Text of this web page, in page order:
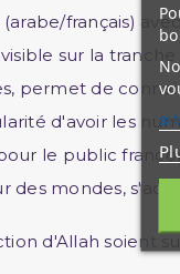
français)
sur la
permet de
d'avoir les
le public
des mondes,
d'Allah soient